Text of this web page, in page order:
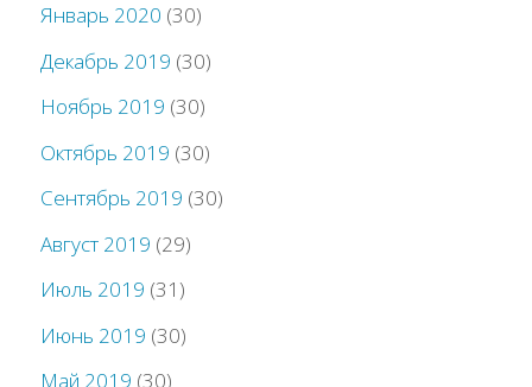
Январь 2020 (30)
Декабрь 2019 (30)
Ноябрь 2019 (30)
Октябрь 2019 (30)
Сентябрь 2019 (30)
Август 2019 (29)
Июль 2019 (31)
Июнь 2019 (30)
Май 2019 (30)